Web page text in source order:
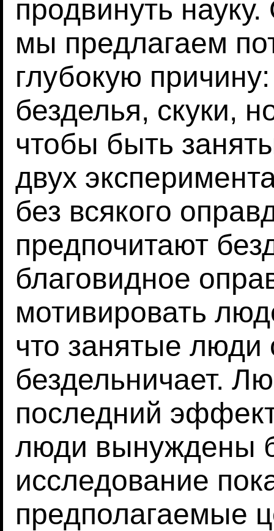
продвинуть
мы предлагаем
глубокую
безделья, скуки,
чтобы быть
двух
без всякого
предпочитают
благовидное
мотивировать
что занятые люди
бездельничает.
последний
люди вынуждены
исследование
предполагаемые